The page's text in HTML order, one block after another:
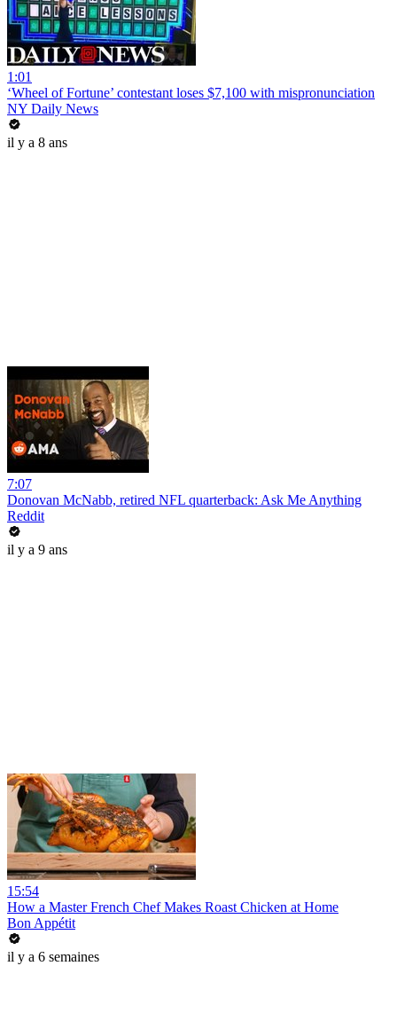
1:01
‘Wheel of Fortune’ contestant loses $7,100 with mispronunciation
NY Daily News
il y a 8 ans
7:07
Donovan McNabb, retired NFL quarterback: Ask Me Anything
Reddit
il y a 9 ans
15:54
How a Master French Chef Makes Roast Chicken at Home
Bon Appétit
il y a 6 semaines